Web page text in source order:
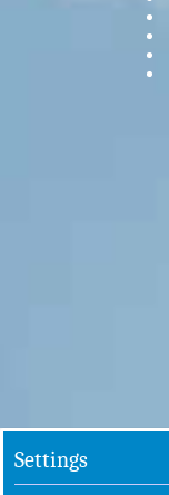
Settings